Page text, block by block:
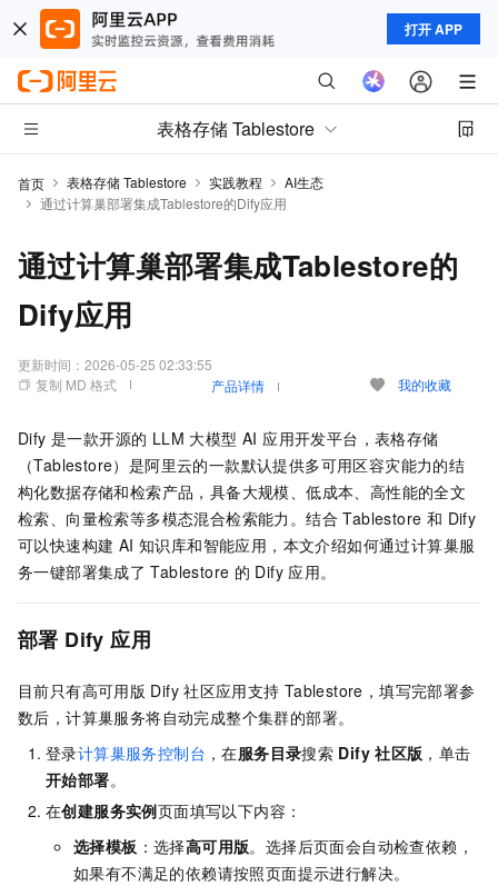
打开 APP
表格存储 Tablestore
首页 表格存储 Tablestore 实践教程
AI生态
通过计算巢部署集成Tablestore的Dify应用
通过计算巢部署集成Tablestore的
Dify应用
更新时间： 2026-05-25 02:33:55
复制 MD 格式
产品详情 我的收藏
Dify 是一款开源的 LLM 大模型 AI 应用开发平台，表格存储
（Tablestore）是阿里云的一款默认提供多可用区容灾能力的结
构化数据存储和检索产品，具备大规模、低成本、高性能的全文
检索、向量检索等多模态混合检索能力。结合 Tablestore 和 Dify
可以快速构建 AI 知识库和智能应用，本文介绍如何通过计算巢服
务一键部署集成了 Tablestore 的 Dify 应用。
部署 Dify 应用
目前只有高可用版 Dify 社区应用支持 Tablestore，填写完部署参
数后，计算巢服务将自动完成整个集群的部署。
登录计算巢服务控制台 ，在服务目录搜索 Dify 社区版 ，单击
开始部署。
在创建服务实例页面填写以下内容：
选择模板 ：选择高可用版。选择后页面会自动检查依赖，
如果有不满足的依赖请按照页面提示进行解决。